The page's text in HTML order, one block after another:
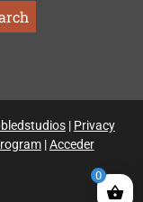
| Privacy
|Acceder
0